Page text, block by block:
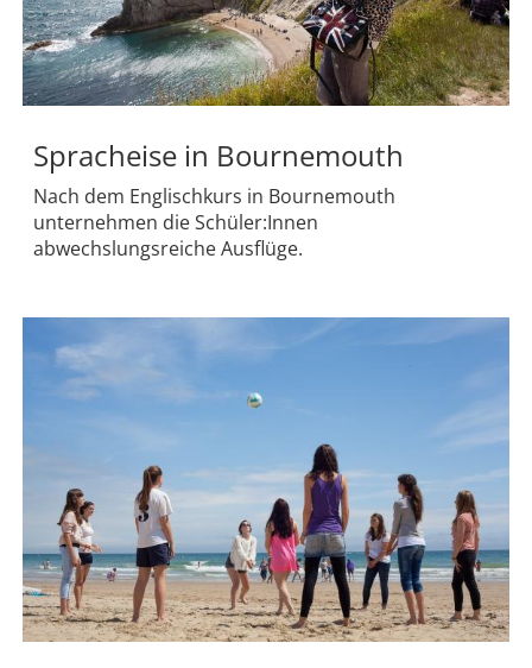
Spracheise in Bournemouth
Nach dem Englischkurs in Bournemouth
unternehmen die Schüler:Innen
abwechslungsreiche Ausflüge.